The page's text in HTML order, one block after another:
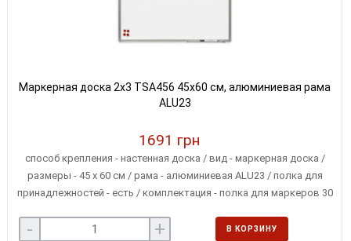
Маркерная доска 2x3 TSA456 45х60 см, алюминиевая рама
ALU23
1691 грн
способ крепления - настенная доска / вид - маркерная доска /
размеры - 45 х 60 см / рама - алюминиевая ALU23 / полка для
принадлежностей - есть / комплектация - полка для маркеров 30
- + В КОРЗИНУ